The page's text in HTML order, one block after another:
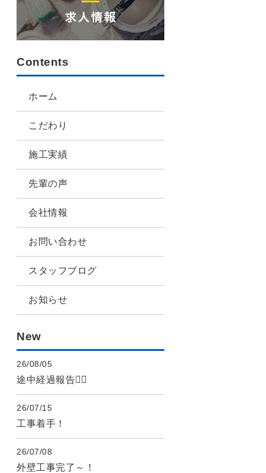
Contents
ホーム
こだわり
施工実績
先輩の声
会社情報
お問い合わせ
スタッフブログ
お知らせ
New
26/08/05
途中経過報告👷‍♂️
26/07/15
工事着手！
26/07/08
外壁工事完了～！